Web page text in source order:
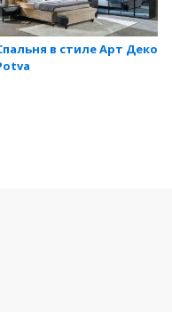
в стиле Арт Деко